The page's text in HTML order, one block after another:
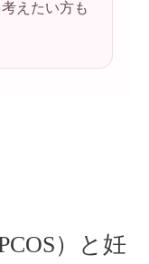
えたい方も
）と妊